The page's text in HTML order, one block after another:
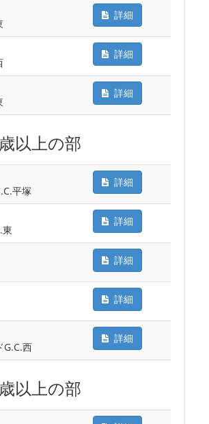
詳細
詳細
詳細
以上の部
平塚
詳細
東
詳細
詳細
詳細
G.C.西
詳細
以上の部